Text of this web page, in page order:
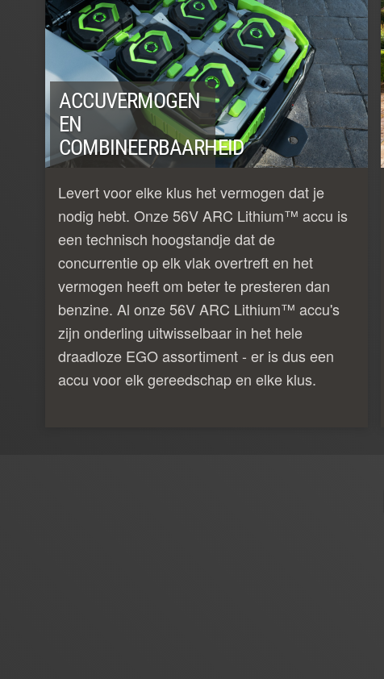
ACCUVERMOGEN
EN
COMBINEERBAARHEID
Levert voor elke klus het vermogen dat je
nodig hebt. Onze 56V ARC Lithium™ accu is
een technisch hoogstandje dat de
concurrentie op elk vlak overtreft en het
vermogen heeft om beter te presteren dan
benzine. Al onze 56V ARC Lithium™ accu's
zijn onderling uitwisselbaar in het hele
draadloze EGO assortiment - er is dus een
accu voor elk gereedschap en elke klus.